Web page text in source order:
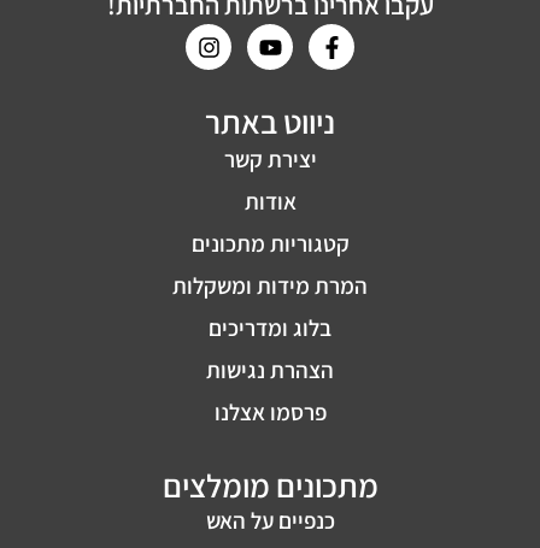
ניווט באתר
יצירת קשר
אודות
קטגוריות מתכונים
המרת מידות ומשקלות
בלוג ומדריכים
הצהרת נגישות
פרסמו אצלנו
מתכונים מומלצים
כנפיים על האש